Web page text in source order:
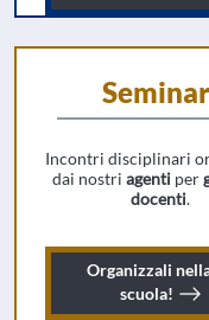
Incontri disciplinari
dai nostri agenti per
docenti.
Organizzali
scuola!